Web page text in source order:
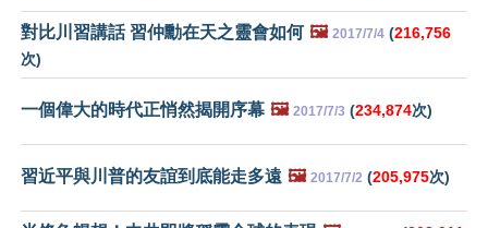
對比川習講話 習仲勳在天之靈會如何 🖼️ 2017/7/4 (216,756
次)
一個偉大的時代正悄然揭開序幕 🖼️ 2017/7/3 (234,874次)
習近平與川普的友誼到底能走多遠 🖼️ 2017/7/2 (205,975次)